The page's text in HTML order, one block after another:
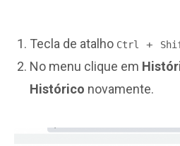
Tecla de atalho Ctrl +
No menu clique em
Histórico novamente.